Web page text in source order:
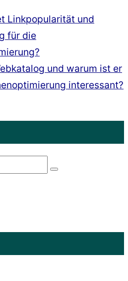
Linkpopularität und
für die
und warum ist er
interessant?